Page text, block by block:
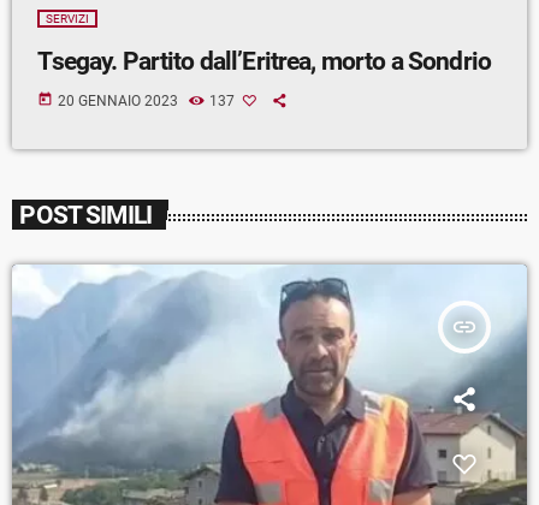
SERVIZI
Tsegay. Partito dall’Eritrea, morto a Sondrio
today 20 GENNAIO 2023 137
POST SIMILI
insert_link